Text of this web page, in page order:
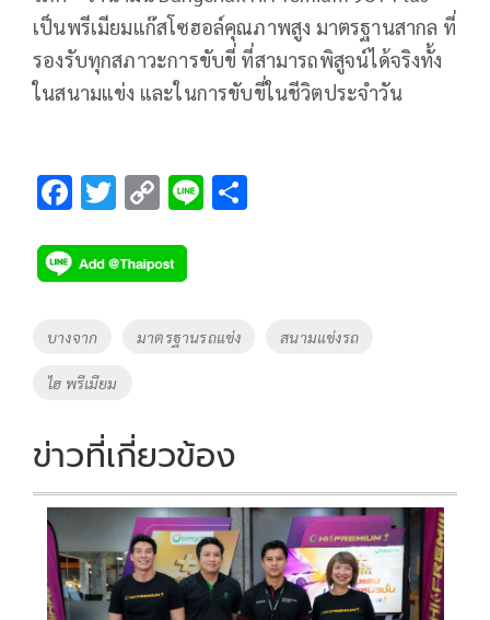
เป็นพรีเมียมแก๊สโซฮอล์คุณภาพสูง มาตรฐานสากล ที่
รองรับทุกสภาวะการขับขี่ ที่สามารถพิสูจน์ได้จริงทั้ง
ในสนามแข่ง และในการขับขี่ในชีวิตประจำวัน
F
e
b
o
o
k
T
tt
er
C
p
y
Li
Li
Tags
บางจาก มาตรฐานรถแข่ง สนามแข่งรถ
ไฮ พรีเมียม
ข่าวที่เกี่ยวข้อง